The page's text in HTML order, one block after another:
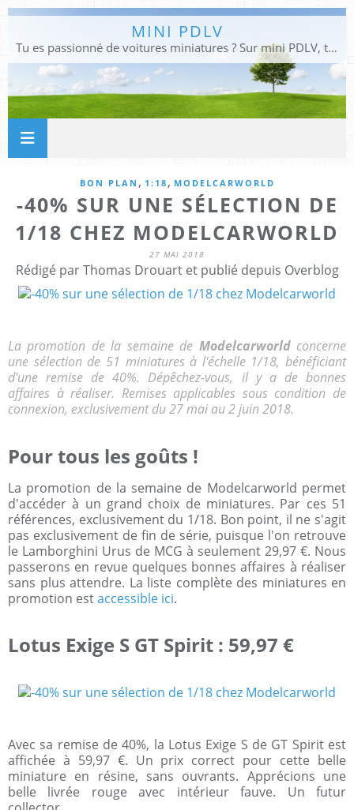
MINI PDLV
Tu es passionné de voitures miniatures ? Sur mini PDLV, tu trouveras les meilleurs bons plans pour acheter des voitures au 1:43, 1:18 ou 1:24. Tu pourras aussi découvrir des modèles de collection sous tous leurs angles. Pour ne rien louper de l'actualité des voitures miniatures, rejoins-nous !
BON PLAN , 1:18 , MODELCARWORLD
-40% SUR UNE SÉLECTION DE
1/18 CHEZ MODELCARWORLD
27 MAI 2018
Rédigé par Thomas Drouart et publié depuis Overblog
La promotion de la semaine de Modelcarworldconcerne
une sélection de 51 miniatures à l'échelle 1/18, bénéficiant
d'une remise de 40%. Dépêchez-vous, il y a de bonnes
affaires à réaliser. Remises applicables sous condition de
connexion, exclusivement du 27 mai au 2 juin 2018.
Pour tous les goûts !
La promotion de la semaine de Modelcarworld permet
d'accéder à un grand choix de miniatures. Par ces 51
références, exclusivement du 1/18. Bon point, il ne s'agit
pas exclusivement de fin de série, puisque l'on retrouve
le Lamborghini Urus de MCG à seulement 29,97 €. Nous
passerons en revue quelques bonnes affaires à réaliser
sans plus attendre. La liste complète des miniatures en
promotion estaccessible ici.
Lotus Exige S GT Spirit : 59,97 €
Avec sa remise de 40%, la Lotus Exige S de GT Spirit est
affichée à 59,97 €. Un prix correct pour cette belle
miniature en résine, sans ouvrants. Apprécions une
belle livrée rouge avec intérieur fauve. Un futur